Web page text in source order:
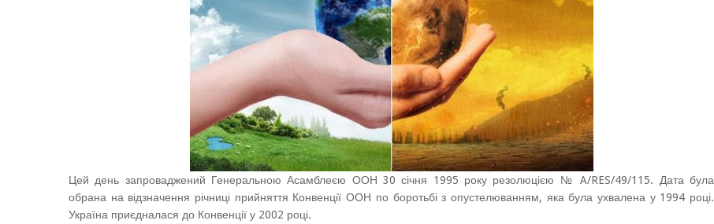
Цей день запроваджений Генеральною Асамблеєю ООН 30 січня 1995 року резолюцією № A/RES/49/115. Дата була
обрана на відзначення річниці прийняття Конвенції ООН по боротьбі з опустелюванням, яка була ухвалена у 1994 році.
Україна приєдналася до Конвенції у 2002 році.